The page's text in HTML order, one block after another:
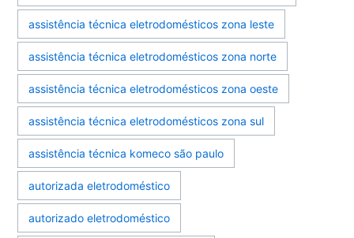
assistência técnica eletrodomésticos zona leste
assistência técnica eletrodomésticos zona norte
assistência técnica eletrodomésticos zona oeste
assistência técnica eletrodomésticos zona sul
assistência técnica komeco são paulo
autorizada eletrodoméstico
autorizado eletrodoméstico